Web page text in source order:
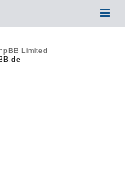
Limited